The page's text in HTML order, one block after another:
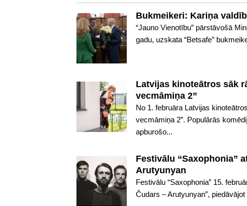
Bukmeikeri: Kariņa
“Jauno Vienotību” pārstāvošā
gadu, uzskata “Betsafe”
Latvijas kinoteātros sāk
vecmāmiņa 2”
No 1. februāra Latvijas
vecmāmiņa 2”. Populārās
apburošo...
Festivālu “Saxophonia”
Arutyunyan
Festivālu “Saxophonia” 15.
Čudars – Arutyunyan”,